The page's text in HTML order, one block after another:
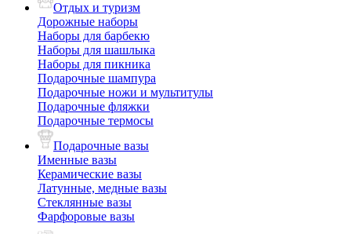
Отдых и туризм
Дорожные наборы
Наборы для барбекю
Наборы для шашлыка
Наборы для пикника
Подарочные шампура
Подарочные ножи и мультитулы
Подарочные фляжки
Подарочные термосы
Подарочные вазы
Именные вазы
Керамические вазы
Латунные, медные вазы
Стеклянные вазы
Фарфоровые вазы